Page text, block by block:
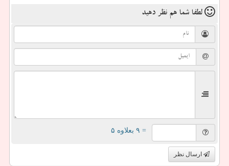
لطفا شما هم نظر دهید
= ۹ بعلاوه ۵
ارسال نظر